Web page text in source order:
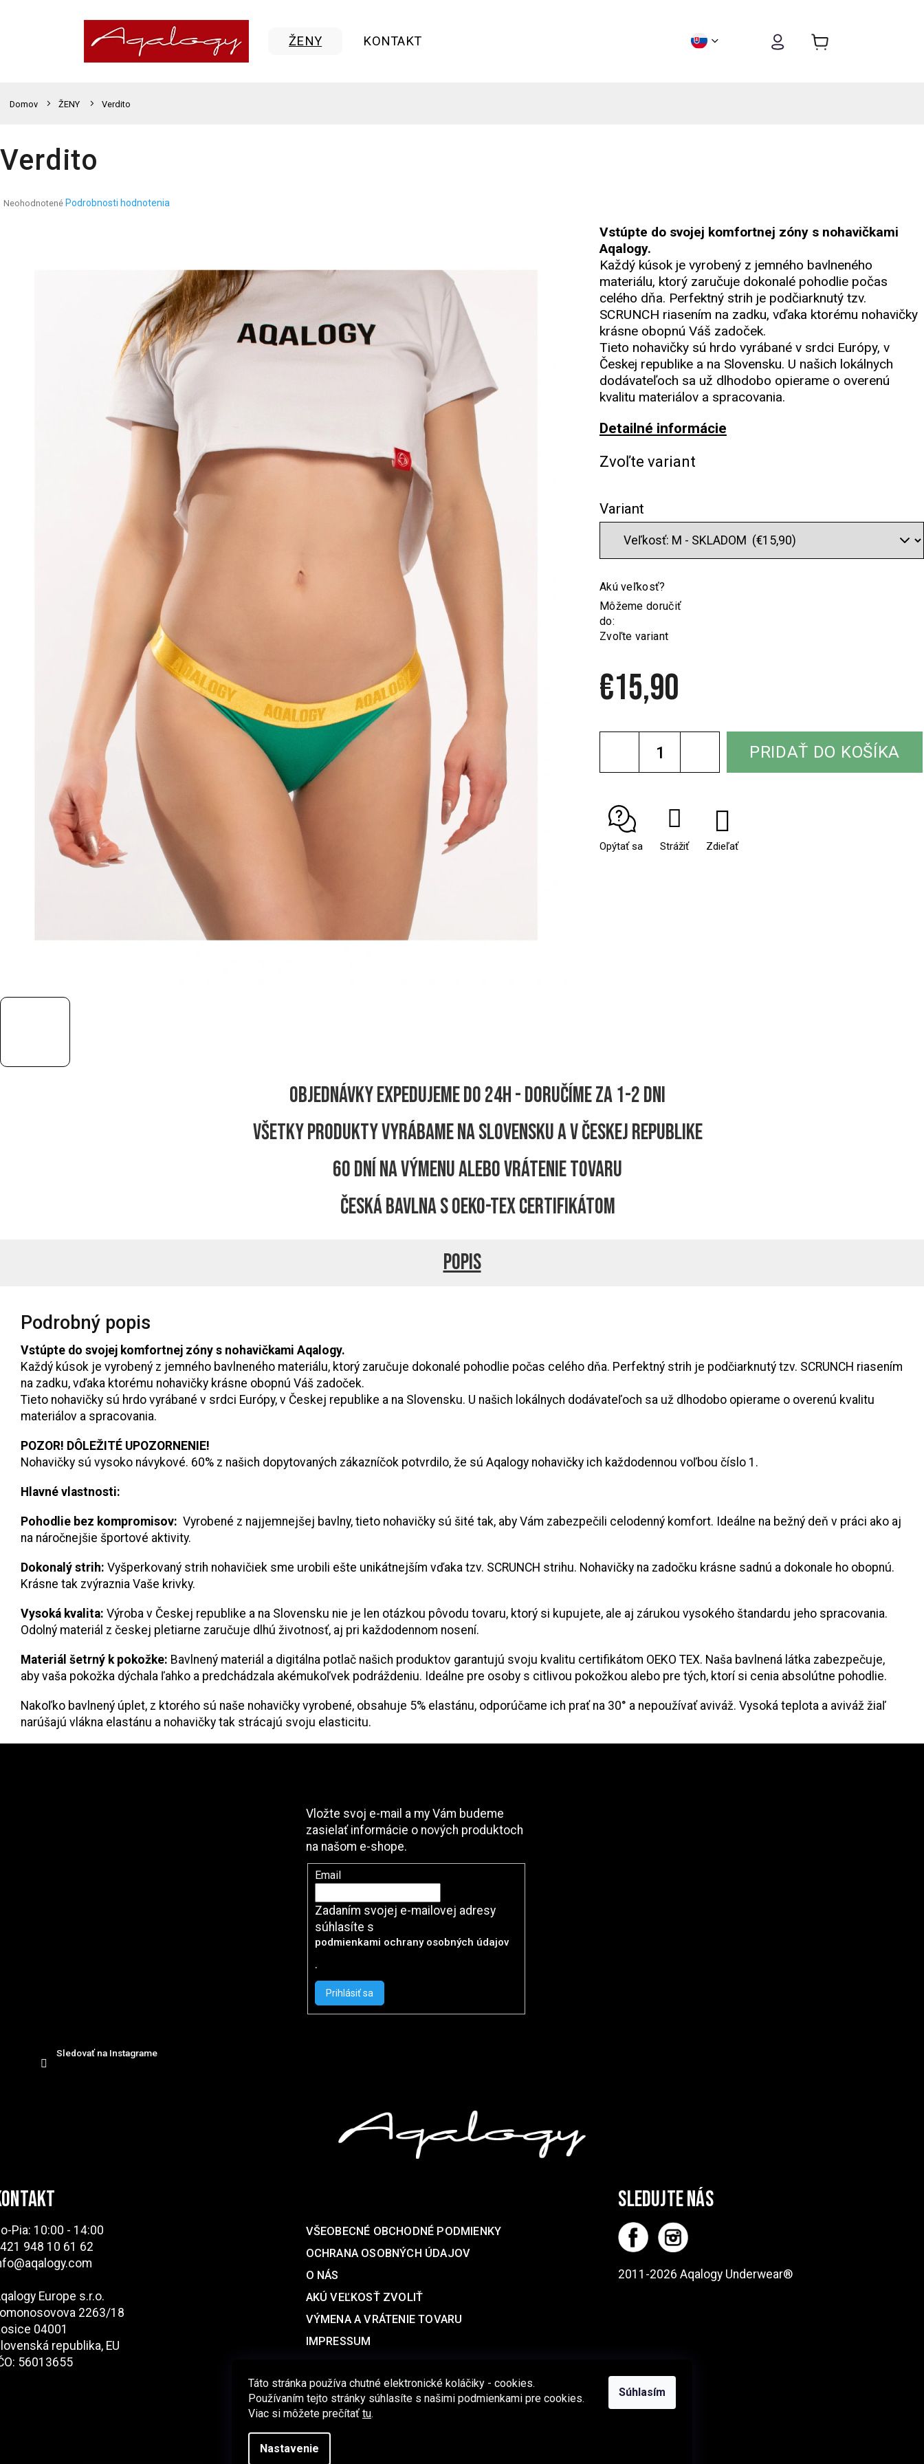
Táto stránka používa chutné elektronické koláčiky - cookies.
Používaním tejto stránky súhlasíte s našimi podmienkami pre cookies.
Viac si môžete prečítať tu.
Nastavenie
Súhlasím
ŽENY KONTAKT
Domov ŽENY Verdito
Verdito
Priemerné
Neohodnotené Podrobnosti hodnotenia
€15,90
cena:
Zvoľte variant
Variant
Akú veľkosť?
Môžeme doručiť
do:
Zvoľte variant
PRIDAŤ DO KOŠÍKA
Vstúpte do svojej komfortnej zóny s nohavičkami
Aqalogy.
Každý kúsok je vyrobený z jemného bavlneného
materiálu, ktorý zaručuje dokonalé pohodlie počas
celého dňa. Perfektný strih je podčiarknutý tzv.
SCRUNCH riasením na zadku, vďaka ktorému nohavičky
krásne obopnú Váš zadoček.
Tieto nohavičky sú hrdo vyrábané v srdci Európy, v
Českej republike a na Slovensku. U našich lokálnych
dodávateľoch sa už dlhodobo opierame o overenú
kvalitu materiálov a spracovania.
Detailné informácie
Opýtať sa Strážiť Zdieľať
Objednávky expedujeme do 24h - Doručíme za 1-2 dni
Všetky produkty vyrábame na Slovensku a v Českej republike
60 dní na výmenu alebo vrátenie tovaru
Česká bavlna s OEKO-TEX certifikátom
Popis
Podrobný popis
Vstúpte do svojej komfortnej zóny s nohavičkami Aqalogy.
Každý kúsok je vyrobený z jemného bavlneného materiálu, ktorý zaručuje dokonalé pohodlie počas celého dňa. Perfektný strih je podčiarknutý tzv. SCRUNCH riasením
na zadku, vďaka ktorému nohavičky krásne obopnú Váš zadoček.
Tieto nohavičky sú hrdo vyrábané v srdci Európy, v Českej republike a na Slovensku. U našich lokálnych dodávateľoch sa už dlhodobo opierame o overenú kvalitu
materiálov a spracovania.
POZOR! DÔLEŽITÉ UPOZORNENIE!
Nohavičky sú vysoko návykové. 60% z našich dopytovaných zákazníčok potvrdilo, že sú Aqalogy nohavičky ich každodennou voľbou číslo 1.
Hlavné vlastnosti:
Pohodlie bez kompromisov: Vyrobené z najjemnejšej bavlny, tieto nohavičky sú šité tak, aby Vám zabezpečili celodenný komfort. Ideálne na bežný deň v práci ako aj
na náročnejšie športové aktivity.
Dokonalý strih: Vyšperkovaný strih nohavičiek sme urobili ešte unikátnejším vďaka tzv. SCRUNCH strihu. Nohavičky na zadočku krásne sadnú a dokonale ho obopnú.
Krásne tak zvýraznia Vaše krivky.
Vysoká kvalita: Výroba v Českej republike a na Slovensku nie je len otázkou pôvodu tovaru, ktorý si kupujete, ale aj zárukou vysokého štandardu jeho spracovania.
Odolný materiál z českej pletiarne zaručuje dlhú životnosť, aj pri každodennom nosení.
Materiál šetrný k pokožke: Bavlnený materiál a digitálna potlač našich produktov garantujú svoju kvalitu certifikátom OEKO TEX. Naša bavlnená látka zabezpečuje,
aby vaša pokožka dýchala ľahko a predchádzala akémukoľvek podráždeniu. Ideálne pre osoby s citlivou pokožkou alebo pre tých, ktorí si cenia absolútne pohodlie.
Nakoľko bavlnený úplet, z ktorého sú naše nohavičky vyrobené, obsahuje 5% elastánu, odporúčame ich prať na 30° a nepoužívať aviváž. Vysoká teplota a aviváž žiaľ
narúšajú vlákna elastánu a nohavičky tak strácajú svoju elasticitu.
Sledovať na Instagrame
Vložte svoj e-mail a my Vám budeme
zasielať informácie o nových produktoch
na našom e-shope.
Email
Zadaním svojej e-mailovej adresy
súhlasíte s
podmienkami ochrany osobných údajov
.
Prihlásiť sa
Pia: 10:00 - 14:00
948 10 61 62
Europe s.r.o.
2263/18
04001
republika, EU
56013655
VŠEOBECNÉ OBCHODNÉ PODMIENKY
OCHRANA OSOBNÝCH ÚDAJOV
O NÁS
AKÚ VEĽKOSŤ ZVOLIŤ
VÝMENA A VRÁTENIE TOVARU
IMPRESSUM
SLEDUJTE NÁS
2011-2026 Aqalogy Underwear®